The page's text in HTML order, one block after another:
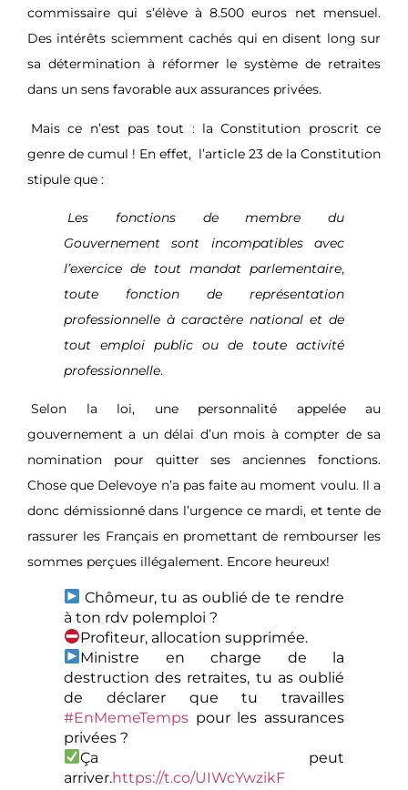
commissaire qui s’élève à 8.500 euros net mensuel.
Des intérêts sciemment cachés qui en disent long sur
sa détermination à réformer le système de retraites
dans un sens favorable aux assurances privées.
Mais ce n’est pas tout : la Constitution proscrit ce
genre de cumul ! En effet, l’article 23 de la Constitution
stipule que :
Les fonctions de membre du
Gouvernement sont incompatibles avec
l’exercice de tout mandat parlementaire,
toute fonction de représentation
professionnelle à caractère national et de
tout emploi public ou de toute activité
professionnelle.
Selon la loi, une personnalité appelée au
gouvernement a un délai d’un mois à compter de sa
nomination pour quitter ses anciennes fonctions.
Chose que Delevoye n’a pas faite au moment voulu. Il a
donc démissionné dans l’urgence ce mardi, et tente de
rassurer les Français en promettant de rembourser les
sommes perçues illégalement. Encore heureux!
Chômeur, tu as oublié de te rendre
à ton rdv polemploi ?
Profiteur, allocation supprimée.
Ministre en charge de la
destruction des retraites, tu as oublié
de déclarer que tu travailles
#EnMemeTemps pour les assurances
privées ?
Ça peut
arriver.https://t.co/UIWcYwzikF